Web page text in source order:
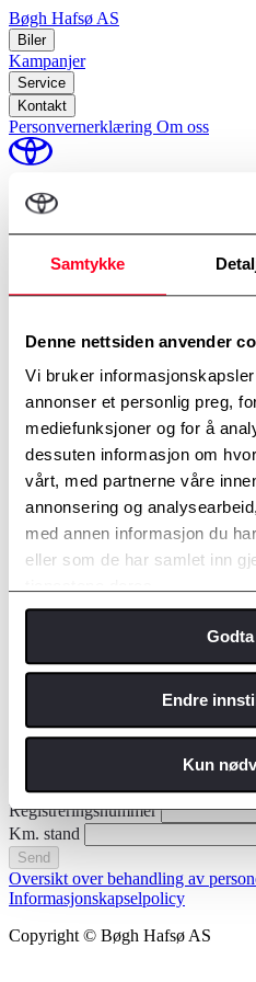
Samtykke
Denne nettsiden anvender
Vi bruker
annonser et personlig preg,
mediefunksjoner og for å
dessuten informasjon om
vårt, med partnerne våre
annonsering og
med annen informasjon du
eller som de har samlet inn
Endre
Kun
Bøgh Hafsø AS
Biler
Kampanjer
Service
Kontakt
Personvernerklæring Om oss
Bestill verkstedtime
Avdelinger* Velg avdeling
Fornavn
Etternavn
Kontakt meg via
Hva kan vi hjelpe deg med?*
Registreringsnummer
Km. stand
Send
Oversikt over behandling av
Informasjonskapselpolicy
Copyright © Bøgh Hafsø AS